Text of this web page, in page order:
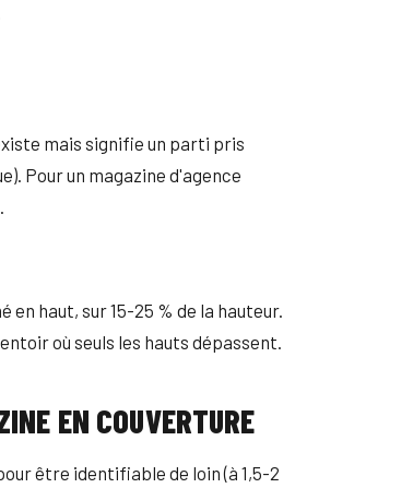
mais signifie un parti pris
Pour un magazine d'agence
haut, sur 15-25 % de la hauteur.
où seuls les hauts dépassent.
EN COUVERTURE
être identifiable de loin (à 1,5-2